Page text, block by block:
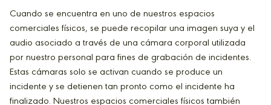
Cuando se encuentra en uno de nuestros espacios
comerciales físicos, se puede recopilar una imagen suya y el
audio asociado a través de una cámara corporal utilizada
por nuestro personal para fines de grabación de incidentes.
Estas cámaras solo se activan cuando se produce un
incidente y se detienen tan pronto como el incidente ha
finalizado. Nuestros espacios comerciales físicos también